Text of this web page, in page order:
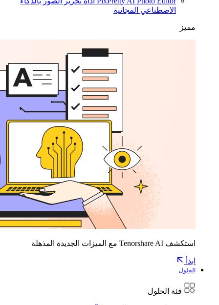
الاصطناعي المجانية
مميز
استكشف Tenorshare AI مع الميزات الجديدة المذهلة
ابدأ
الحلول
فئة الحلول